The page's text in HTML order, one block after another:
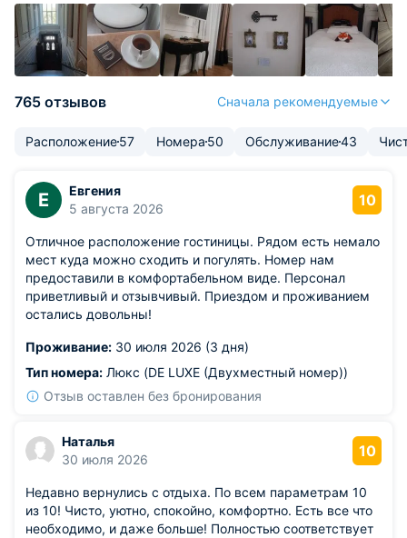
765 отзывов Сначала рекомендуемые
Расположение57 Номера 50 Обслуживание43
Е
Евгения
5 августа 2026
10
Отличное расположение гостиницы. Рядом есть немало
мест куда можно сходить и погулять. Номер нам
предоставили в комфортабельном виде. Персонал
приветливый и отзывчивый. Приездом и проживанием
остались довольны!
Проживание: 30 июля 2026 (3 дня)
Тип номера: Люкс (DE LUXE (Двухместный номер))
Отзыв оставлен без бронирования
Наталья
30 июля 2026
10
Недавно вернулись с отдыха. По всем параметрам 10
из 10! Чисто, уютно, спокойно, комфортно. Есть все что
необходимо, и даже больше! Полностью соответствует